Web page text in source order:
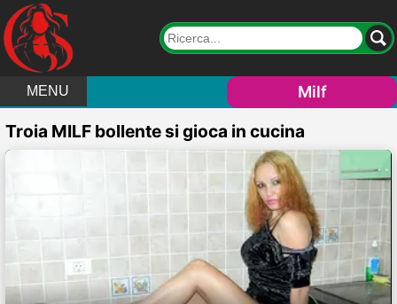
MENU Milf
Troia MILF bollente si gioca in cucina